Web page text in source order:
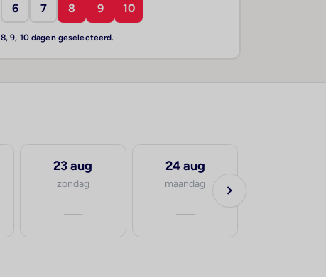
6 7 8 9 10
8, 9, 10 dagen geselecteerd.
23 aug
zondag
—
24 aug
maandag
—